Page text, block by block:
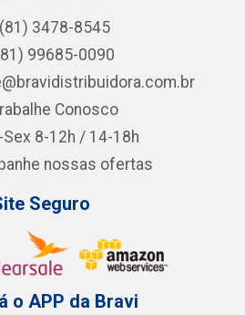
(81) 3478-8545
99685-0090
Conosco
Sex 8-12h / 14-18h
nossas ofertas
Seguro
o APP da Bravi